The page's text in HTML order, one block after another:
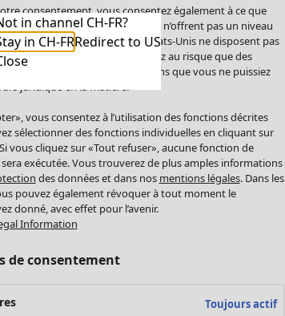
in channel CH-FR?
in CH-FRRedirect to US
consentement, vous consentez également à ce que
aux États-Unis. Les États-Unis n’offrent pas un niveau
à celui de l’UE. Les États-Unis ne disposent pas
conséquent, vous vous exposez au risque que des
à caractère personnel sans que vous ne puissiez
juridique en la matière.
vous consentez à l’utilisation des fonctions décrites
sélectionner des fonctions individuelles en cliquant sur
vous cliquez sur «Tout refuser», aucune fonction de
exécutée. Vous trouverez de plus amples informations
des données et dans nos mentions légales. Dans les
pouvez également révoquer à tout moment le
donné, avec effet pour l’avenir.
Information
de consentement
Toujours actif